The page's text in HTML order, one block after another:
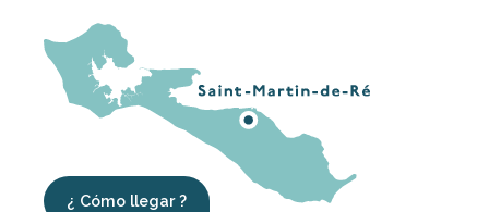
¿ Cómo llegar ?